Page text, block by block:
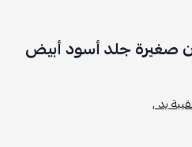
صغيرة جلد أسود أبيض
يد ,